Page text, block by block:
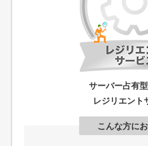
サーバー占有
レジリエント
こんな方に